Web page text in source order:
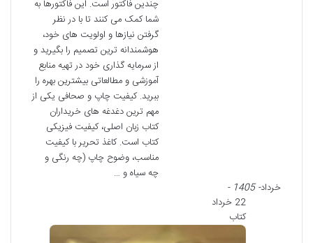
چندین فاکتور است. این فاکتورها به
شما کمک می کنند تا با در نظر
گرفتن نیازها و اولویت های خود،
هوشمندانه ترین تصمیم را بگیرید و
از سرمایه گذاری خود در تهیه منابع
آموزشی و مطالعاتی بیشترین بهره را
ببرید. کیفیت چاپ و صحافی یکی از
مهم ترین دغدغه های خریداران
کتاب زبان اصلی، کیفیت فیزیکی
کتاب است. کاغذ تحریر با کیفیت
مناسب، وضوح چاپ (چه رنگی و
چه سیاه و …
خرداد- 1405 -
22 خرداد
کتاب